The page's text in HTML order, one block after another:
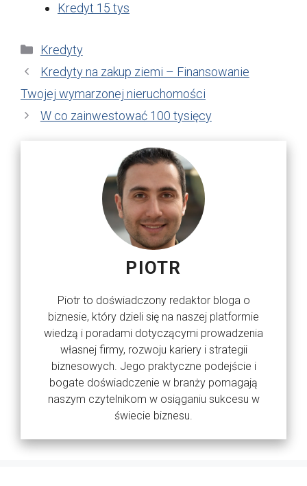
Kredyt 15 tys
Kategorie
Kredyty
Kredyty na zakup ziemi – Finansowanie
Twojej wymarzonej nieruchomości
W co zainwestować 100 tysięcy
PIOTR
Piotr to doświadczony redaktor bloga o
biznesie, który dzieli się na naszej platformie
wiedzą i poradami dotyczącymi prowadzenia
własnej firmy, rozwoju kariery i strategii
biznesowych. Jego praktyczne podejście i
bogate doświadczenie w branży pomagają
naszym czytelnikom w osiąganiu sukcesu w
świecie biznesu.